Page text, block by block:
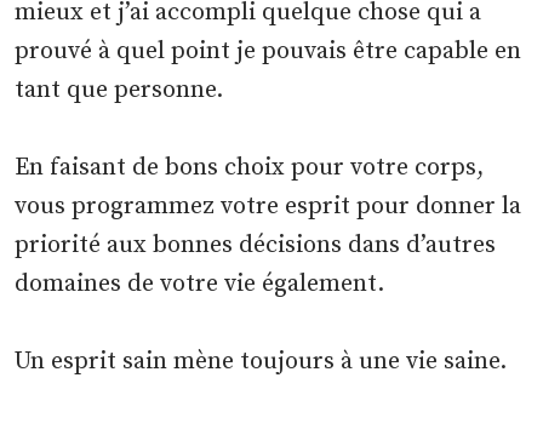
mieux et j’ai accompli quelque chose qui a
prouvé à quel point je pouvais être capable en
tant que personne.
En faisant de bons choix pour votre corps,
vous programmez votre esprit pour donner la
priorité aux bonnes décisions dans d’autres
domaines de votre vie également.
Un esprit sain mène toujours à une vie saine.